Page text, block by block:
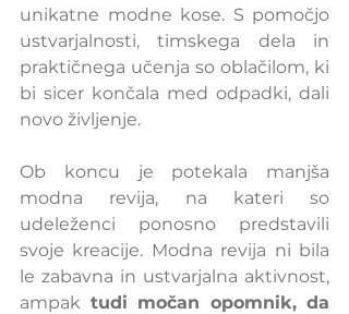
unikatne modne kose. S pomočjo
ustvarjalnosti, timskega dela in
praktičnega učenja so oblačilom, ki
bi sicer končala med odpadki, dali
novo življenje.
Ob koncu je potekala manjša
modna revija, na kateri so
udeleženci ponosno predstavili
svoje kreacije. Modna revija ni bila
le zabavna in ustvarjalna aktivnost,
ampak tudi močan opomnik, da